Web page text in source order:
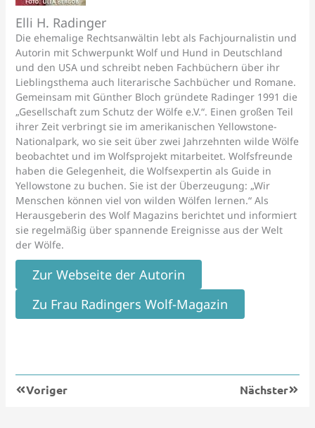
Elli H. Radinger
Die ehemalige Rechtsanwältin lebt als Fachjournalistin und
Autorin mit Schwerpunkt Wolf und Hund in Deutschland
und den USA und schreibt neben Fachbüchern über ihr
Lieblingsthema auch literarische Sachbücher und Romane.
Gemeinsam mit Günther Bloch gründete Radinger 1991 die
„Gesellschaft zum Schutz der Wölfe e.V.“. Einen großen Teil
ihrer Zeit verbringt sie im amerikanischen Yellowstone-
Nationalpark, wo sie seit über zwei Jahrzehnten wilde Wölfe
beobachtet und im Wolfsprojekt mitarbeitet. Wolfsfreunde
haben die Gelegenheit, die Wolfsexpertin als Guide in
Yellowstone zu buchen. Sie ist der Überzeugung: „Wir
Menschen können viel von wilden Wölfen lernen.“ Als
Herausgeberin des Wolf Magazins berichtet und informiert
sie regelmäßig über spannende Ereignisse aus der Welt
der Wölfe.
Zur Webseite der Autorin
Zu Frau Radingers Wolf-Magazin
Voriger Nächster